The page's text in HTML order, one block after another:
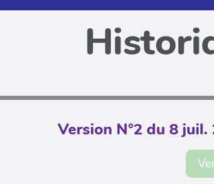
Version N°2 du 8